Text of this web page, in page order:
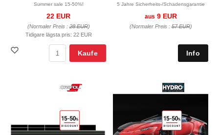
Summer sale 15-50%!
22 EUR
(Normaler Preis :28 EUR)
Tidigare lägsta pris: 22 EUR
Kaufe
5 Jahre Sicherheits-/Schadensgarantie
aus 9 EUR
(Normaler Preis :57 EUR)